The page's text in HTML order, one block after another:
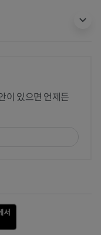
이 있으면 언제든